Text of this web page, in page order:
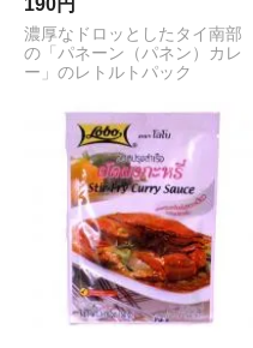
濃厚なドロッとしたタイ南部
の「パネーン（パネン）カレ
ー」のレトルトパック